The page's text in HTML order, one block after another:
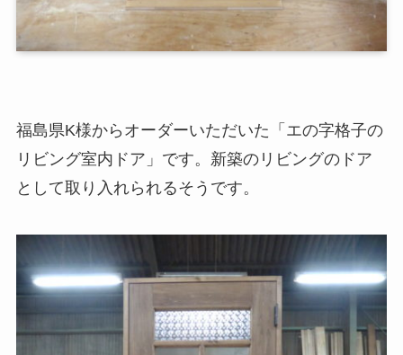
福島県K様からオーダーいただいた「エの字格子の
リビング室内ドア」です。新築のリビングのドア
として取り入れられるそうです。